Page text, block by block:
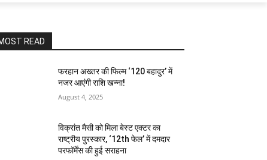
READ
फरहान अख्तर की फिल्म ‘120 बहादुर’ में
नजर आएंगी राशि खन्ना!
August 4, 2025
विक्रांत मैसी को मिला बेस्ट एक्टर का
राष्ट्रीय पुरस्कार, ‘12th फेल’ में दमदार
परफॉर्मेंस की हुई सराहना